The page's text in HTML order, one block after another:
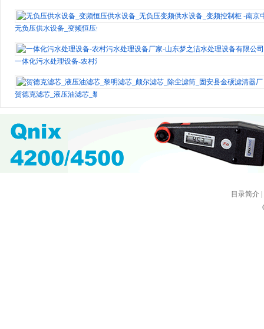
无负压供水设备_变频恒压供水设备_无负压变频供水设备_变频控制柜 -南京中
一体化污水处理设备-农村污水处理设备厂家-山东梦之洁水处理设备有限公司
贺德克滤芯_液压油滤芯_黎明滤芯_颇尔滤芯_除尘滤筒_固安县金硕滤清器厂
目录简介